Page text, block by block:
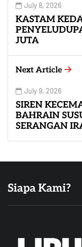
July 8, 2026
KASTAM
JUTA
Next Article
July 9, 2026
SIREN
BAHRAIN
SERANGAN
Siapa Kami?